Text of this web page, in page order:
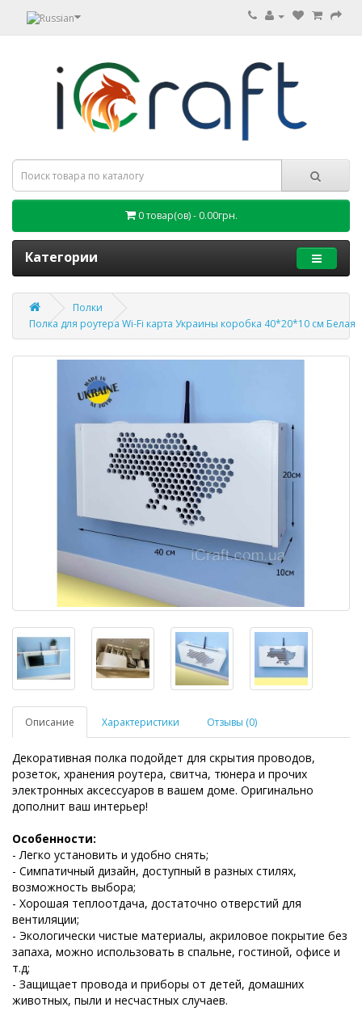
0 товар(ов) - 0.00грн.
Категории
Полки
Полка для роутера Wi-Fi карта Украины коробка 40*20*10 см Белая
Описание Характеристики Отзывы (0)
Декоративная полка подойдет для скрытия проводов,
розеток, хранения роутера, свитча, тюнера и прочих
электронных аксессуаров в вашем доме. Оригинально
дополнит ваш интерьер!
Особенности:
- Легко установить и удобно снять;
- Симпатичный дизайн, доступный в разных стилях,
возможность выбора;
- Хорошая теплоотдача, достаточно отверстий для
вентиляции;
- Экологически чистые материалы, акриловое покрытие без
запаха, можно использовать в спальне, гостиной, офисе и
т.д;
- Защищает провода и приборы от детей, домашних
животных, пыли и несчастных случаев.